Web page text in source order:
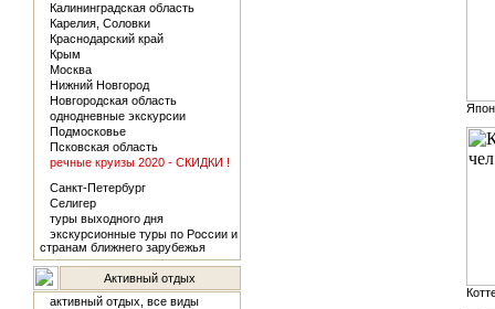
Калининградская область
Карелия, Соловки
Краснодарский край
Крым
Москва
Нижний Новгород
Новгородская область
однодневные экскурсии
Подмосковье
Псковская область
речные круизы 2020 - СКИДКИ !
Санкт-Петербург
Селигер
туры выходного дня
экскурсионные туры по России и
странам ближнего зарубежья
Активный отдых
активный отдых, все виды